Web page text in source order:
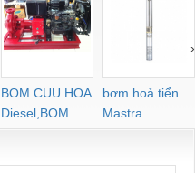
BOM CUU HOA
Diesel,BOM
CHUA CHAY
bơm hoả tiển
Mastra
›